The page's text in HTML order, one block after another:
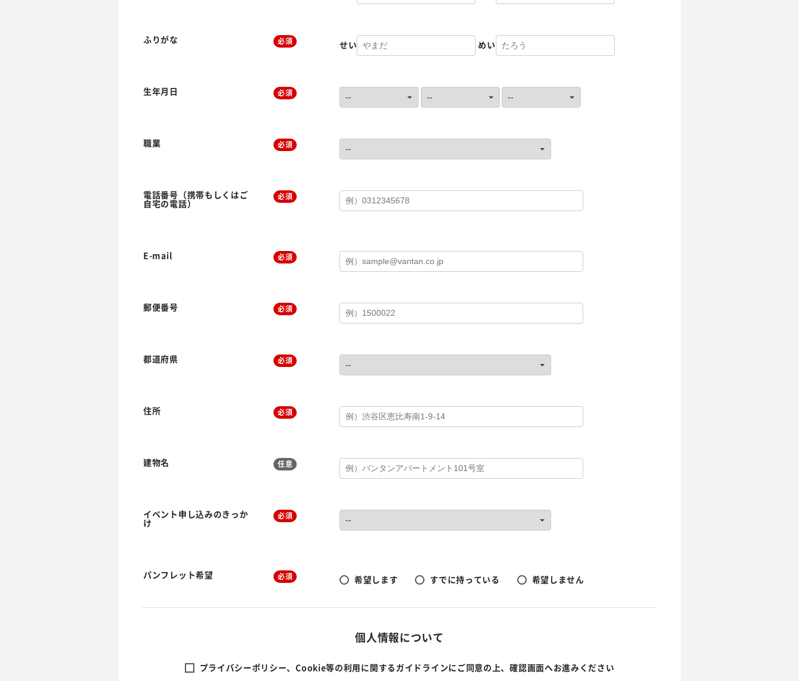
ふりがな 必須 せい めい
生年月日 必須
職業 必須
電話番号（携帯もしくはご
自宅の電話）
必須
E-mail 必須
郵便番号 必須
都道府県 必須
住所 必須
建物名 任意
イベント申し込みのきっか
け
必須
パンフレット希望 必須 希望します すでに持っている 希望しません
個人情報について
プライバシーポリシー、Cookie等の利用に関するガイドラインにご同意の上、確認画面へお進みください